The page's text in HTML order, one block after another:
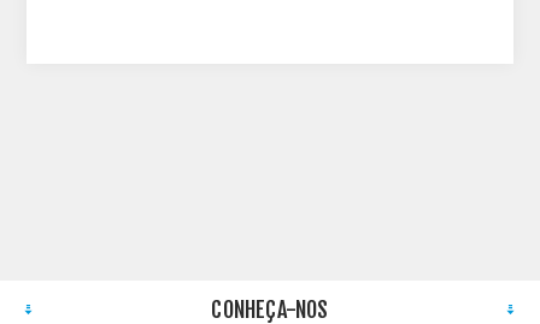
CONHEÇA-NOS